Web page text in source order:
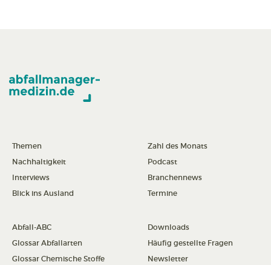
Themen
Nachhaltigkeit
Interviews
Blick ins Ausland
Zahl des Monats
Podcast
Branchennews
Termine
Abfall-ABC
Glossar Abfallarten
Glossar Chemische Stoffe
Downloads
Häufig gestellte Fragen
Newsletter